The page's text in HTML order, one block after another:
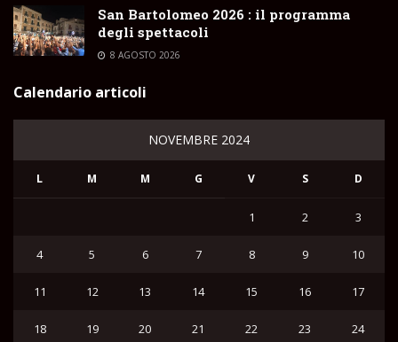
San Bartolomeo 2026 : il programma
degli spettacoli
8 AGOSTO 2026
Calendario articoli
NOVEMBRE 2024
L M M G V S D
1 2 3
4 5 6 7 8 9 10
11 12 13 14 15 16 17
18 19 20 21 22 23 24